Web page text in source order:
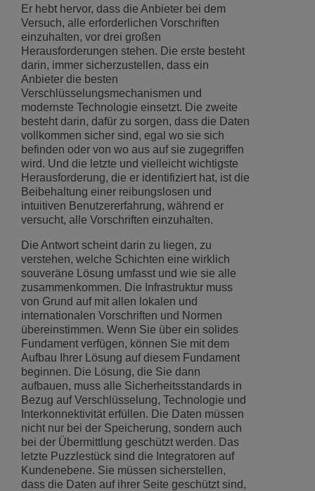
Er hebt hervor, dass die Anbieter bei dem
Versuch, alle erforderlichen Vorschriften
einzuhalten, vor drei großen
Herausforderungen stehen. Die erste besteht
darin, immer sicherzustellen, dass ein
Anbieter die besten
Verschlüsselungsmechanismen und
modernste Technologie einsetzt. Die zweite
besteht darin, dafür zu sorgen, dass die Daten
vollkommen sicher sind, egal wo sie sich
befinden oder von wo aus auf sie zugegriffen
wird. Und die letzte und vielleicht wichtigste
Herausforderung, die er identifiziert hat, ist die
Beibehaltung einer reibungslosen und
intuitiven Benutzererfahrung, während er
versucht, alle Vorschriften einzuhalten.
Die Antwort scheint darin zu liegen, zu
verstehen, welche Schichten eine wirklich
souveräne Lösung umfasst und wie sie alle
zusammenkommen. Die Infrastruktur muss
von Grund auf mit allen lokalen und
internationalen Vorschriften und Normen
übereinstimmen. Wenn Sie über ein solides
Fundament verfügen, können Sie mit dem
Aufbau Ihrer Lösung auf diesem Fundament
beginnen. Die Lösung, die Sie dann
aufbauen, muss alle Sicherheitsstandards in
Bezug auf Verschlüsselung, Technologie und
Interkonnektivität erfüllen. Die Daten müssen
nicht nur bei der Speicherung, sondern auch
bei der Übermittlung geschützt werden. Das
letzte Puzzlestück sind die Integratoren auf
Kundenebene. Sie müssen sicherstellen,
dass die Daten auf ihrer Seite geschützt sind,